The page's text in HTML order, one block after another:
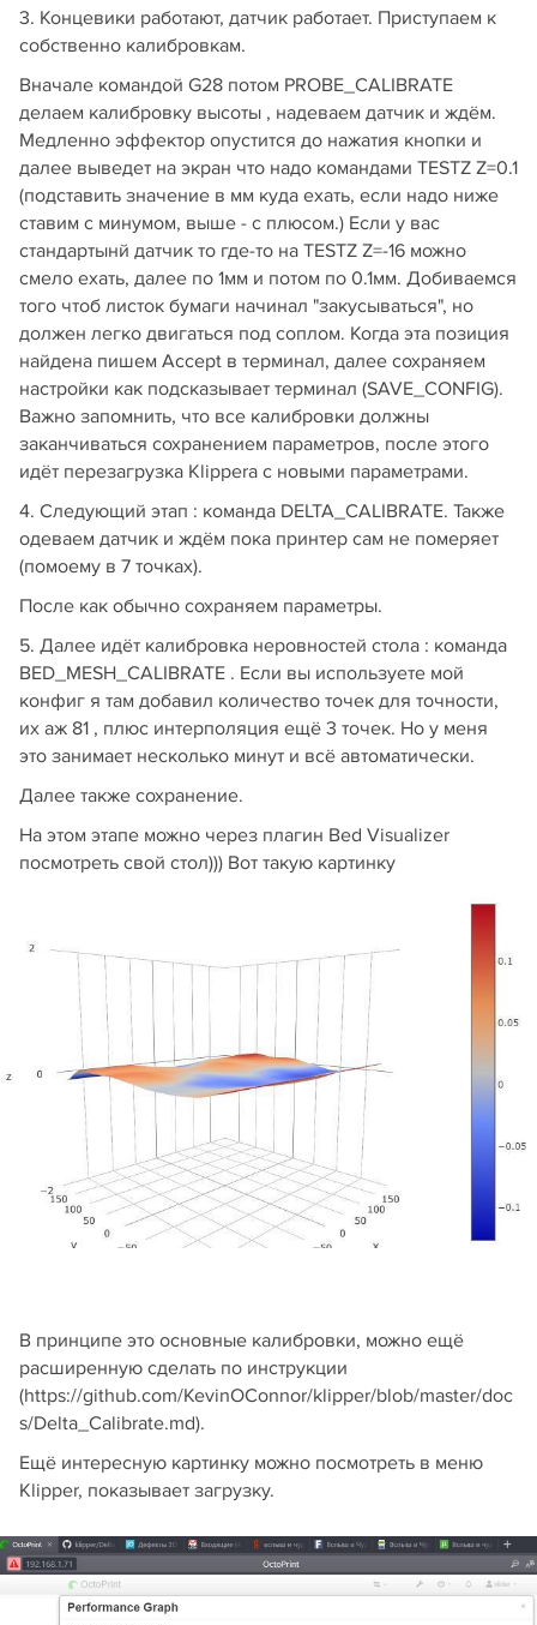
3. Концевики работают, датчик работает. Приступаем к
собственно калибровкам.
Вначале командой G28 потом PROBE_CALIBRATE
делаем калибровку высоты , надеваем датчик и ждём.
Медленно эффектор опустится до нажатия кнопки и
далее выведет на экран что надо командами TESTZ Z=0.1
(подставить значение в мм куда ехать, если надо ниже
ставим с минумом, выше - с плюсом.) Если у вас
стандартынй датчик то где-то на TESTZ Z=-16 можно
смело ехать, далее по 1мм и потом по 0.1мм. Добиваемся
того чтоб листок бумаги начинал "закусываться", но
должен легко двигаться под соплом. Когда эта позиция
найдена пишем Accept в терминал, далее сохраняем
настройки как подсказывает терминал (SAVE_CONFIG).
Важно запомнить, что все калибровки должны
заканчиваться сохранением параметров, после этого
идёт перезагрузка Klippera с новыми параметрами.
4. Следующий этап : команда DELTA_CALIBRATE. Также
одеваем датчик и ждём пока принтер сам не померяет
(помоему в 7 точках).
После как обычно сохраняем параметры.
5. Далее идёт калибровка неровностей стола : команда
BED_MESH_CALIBRATE . Если вы используете мой
конфиг я там добавил количество точек для точности,
их аж 81 , плюс интерполяция ещё 3 точек. Но у меня
это занимает несколько минут и всё автоматически.
Далее также сохранение.
На этом этапе можно через плагин Bed Visualizer
посмотреть свой стол))) Вот такую картинку
В принципе это основные калибровки, можно ещё
расширенную сделать по инструкции
(https://github.com/KevinOConnor/klipper/blob/master/doc
s/Delta_Calibrate.md).
Ещё интересную картинку можно посмотреть в меню
Klipper, показывает загрузку.